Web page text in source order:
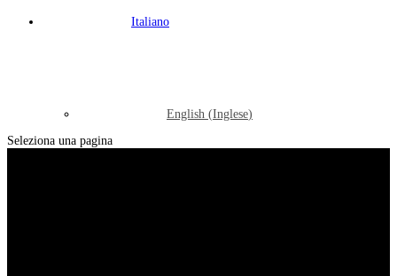
Italiano
English (Inglese)
Seleziona una pagina